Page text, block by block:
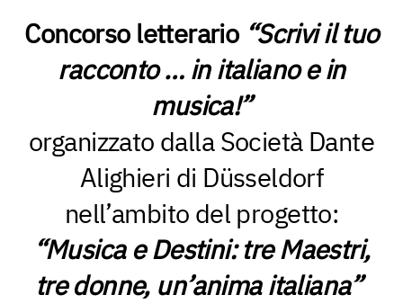
Concorso letterario “Scrivi il tuo
racconto … in italiano e in
musica!”
organizzato dalla Società Dante
Alighieri di Düsseldorf
nell’ambito del progetto:
“Musica e Destini: tre Maestri,
tre donne, un’anima italiana”